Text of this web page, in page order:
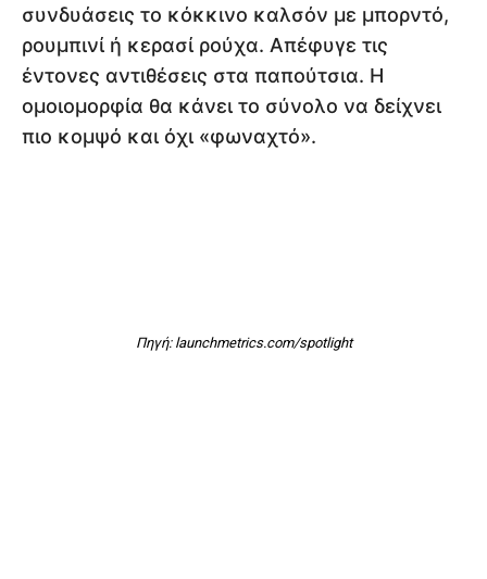
συνδυάσεις το κόκκινο καλσόν με μπορντό,
ρουμπινί ή κερασί ρούχα. Απέφυγε τις
έντονες αντιθέσεις στα παπούτσια. Η
ομοιομορφία θα κάνει το σύνολο να δείχνει
πιο κομψό και όχι «φωναχτό».
Πηγή: launchmetrics.com/spotlight